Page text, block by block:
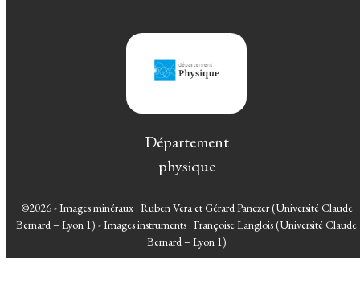
Département
physique
©2026 - Images minéraux : Ruben Vera et Gérard Panczer (Université Claude
Bernard – Lyon 1) - Images instruments : Françoise Langlois (Université Claude
Bernard – Lyon 1)